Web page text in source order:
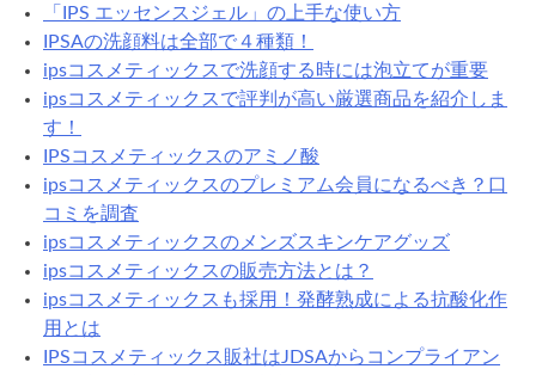
「IPS エッセンスジェル」の上手な使い方
IPSAの洗顔料は全部で４種類！
ipsコスメティックスで洗顔する時には泡立てが重要
ipsコスメティックスで評判が高い厳選商品を紹介しま
す！
IPSコスメティックスのアミノ酸
ipsコスメティックスのプレミアム会員になるべき？口
コミを調査
ipsコスメティックスのメンズスキンケアグッズ
ipsコスメティックスの販売方法とは？
ipsコスメティックスも採用！発酵熟成による抗酸化作
用とは
IPSコスメティックス販社はJDSAからコンプライアン